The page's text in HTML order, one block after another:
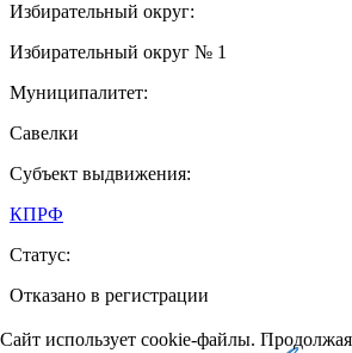
Избирательный округ:
Избирательный округ № 1
Муниципалитет:
Савелки
Субъект выдвижения:
КПРФ
Статус:
Отказано в регистрации
Сайт использует cookie-файлы. Продолжая